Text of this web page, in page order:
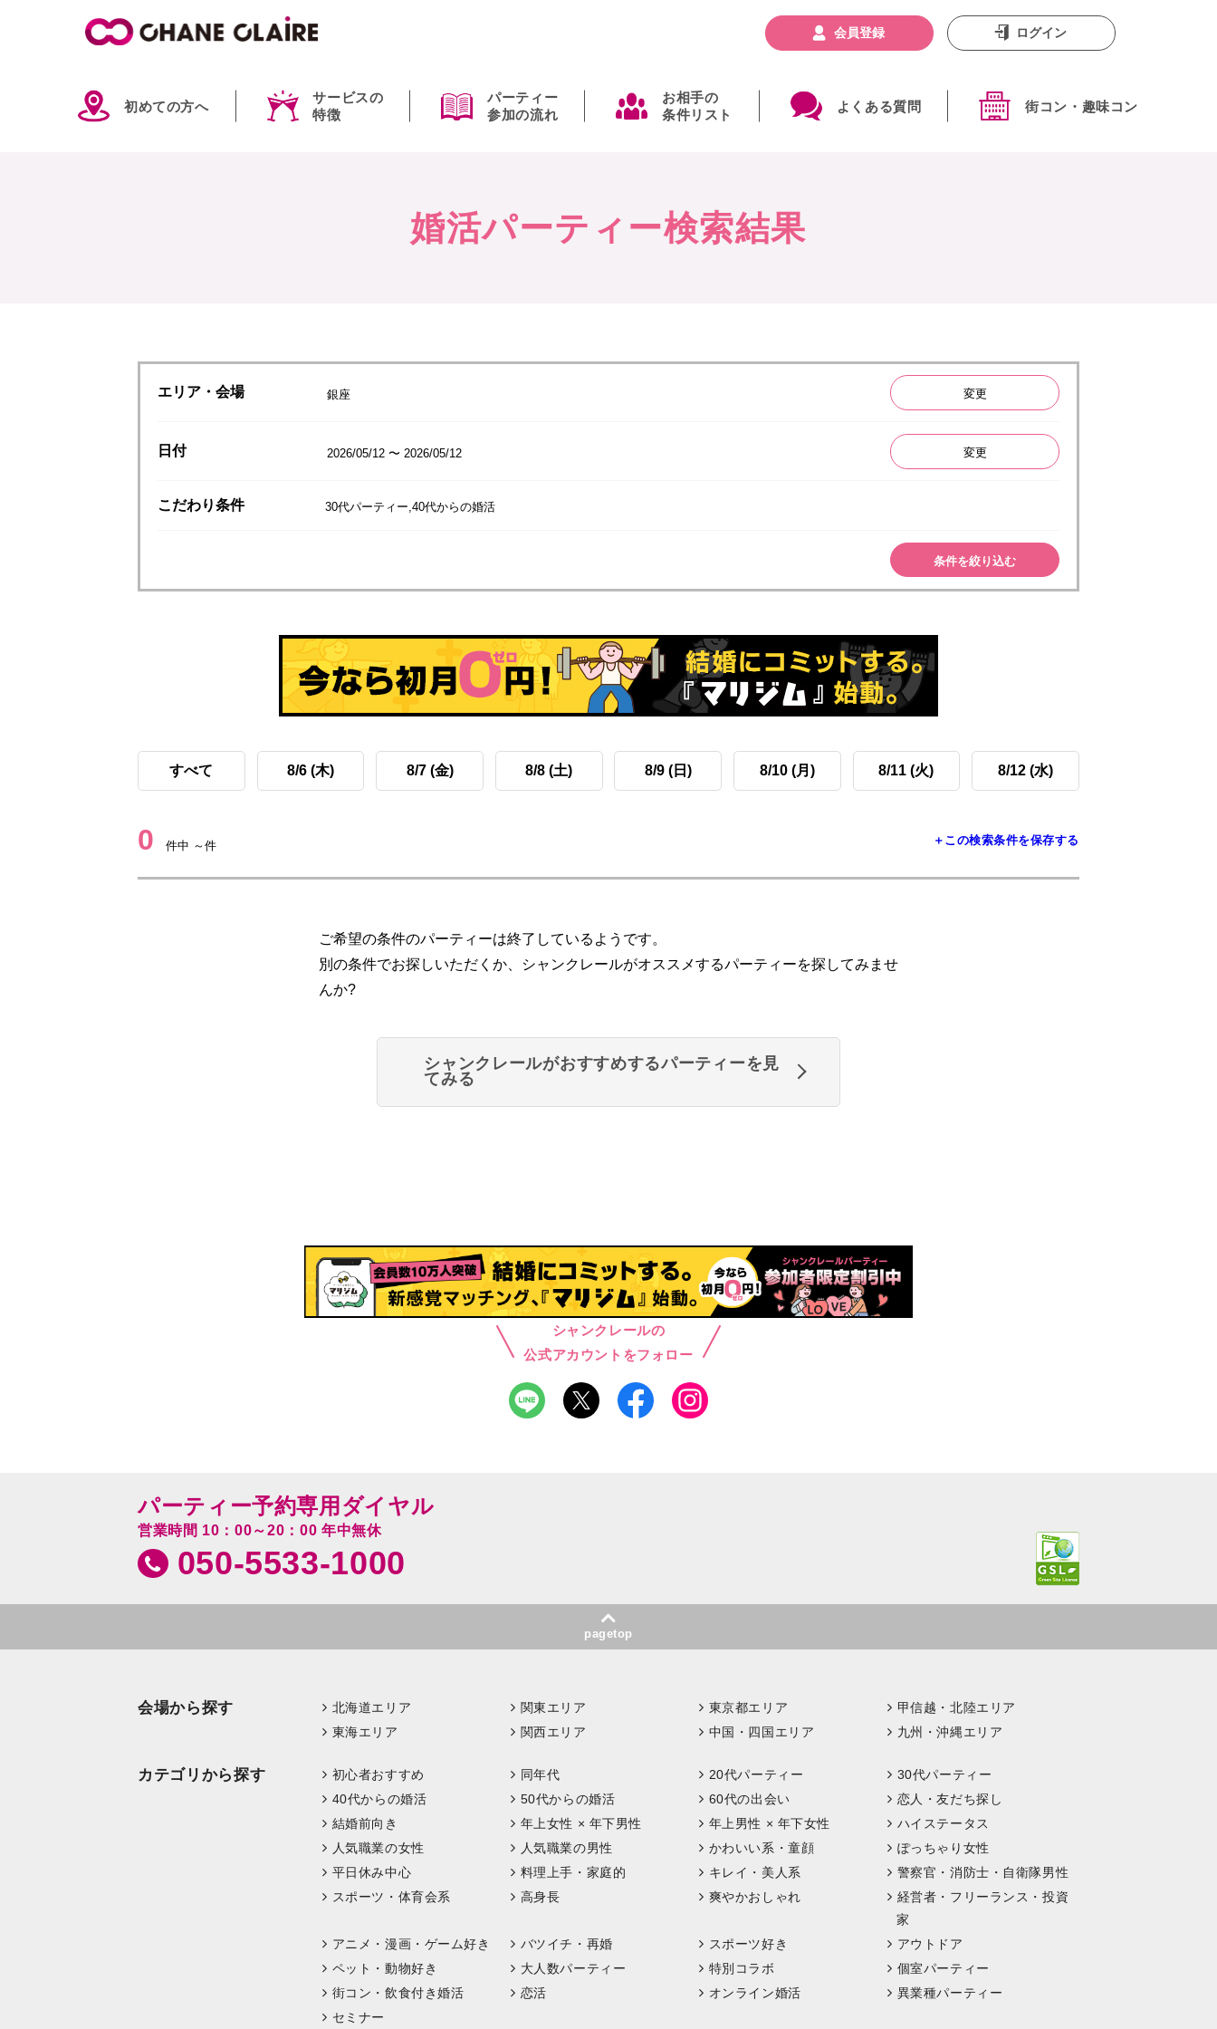
初めての方へ
サービスの
特徴
パーティー
参加の流れ
お相手の
条件リスト
よくある質問 街コン・趣味コン
会員登録 ログイン
婚活パーティー検索結果
エリア・会場 銀座 変更
日付 2026/05/12 〜 2026/05/12 変更
こだわり条件 30代パーティー,40代からの婚活
条件を絞り込む
すべて 8/6 (木) 8/7 (金) 8/8 (土) 8/9 (日) 8/10 (月) 8/11 (火) 8/12 (水)
0 件中 ～件 ＋この検索条件を保存する
ご希望の条件のパーティーは終了しているようです。
別の条件でお探しいただくか、シャンクレールがオススメするパーティーを探してみませ
んか?
シャンクレールがおすすめするパーティーを見
てみる
シャンクレールの
公式アカウントをフォロー
パーティー予約専用ダイヤル
営業時間 10：00～20：00 年中無休
050-5533-1000
pagetop
会場から探す 北海道エリア 関東エリア 東京都エリア
甲信越・北陸エリア
東海エリア
関西エリア 中国・四国エリア 九州・沖縄エリア
カテゴリから探す 初心者おすすめ 同年代 20代パーティー
30代パーティー
40代からの婚活
50代からの婚活 60代の出会い
恋人・友だち探し
結婚前向き
年上女性 × 年下男性 年上男性 × 年下女性
ハイステータス
人気職業の女性
人気職業の男性 かわいい系・童顔
ぽっちゃり女性
平日休み中心
料理上手・家庭的 キレイ・美人系
警察官・消防士・自衛隊男性
スポーツ・体育会系
高身長 爽やかおしゃれ
経営者・フリーランス・投資
家
アニメ・漫画・ゲーム好き
バツイチ・再婚 スポーツ好き
アウトドア
ペット・動物好き
大人数パーティー 特別コラボ
個室パーティー
街コン・飲食付き婚活
恋活 オンライン婚活
異業種パーティー
セミナー